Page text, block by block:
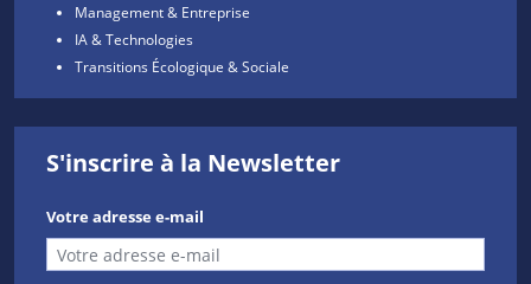
Management & Entreprise
IA & Technologies
Transitions Écologique & Sociale
S'inscrire à la Newsletter
Votre adresse e-mail